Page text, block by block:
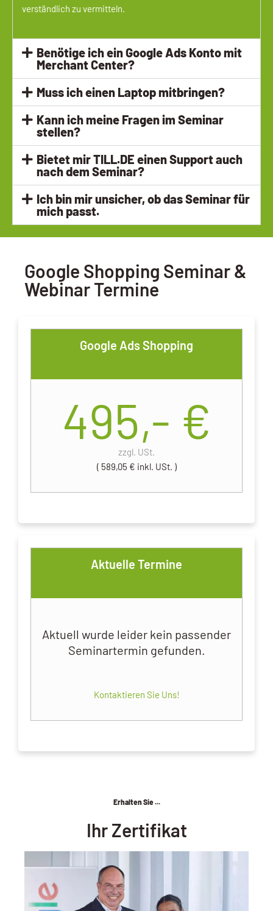
verständlich zu vermitteln.
Benötige ich ein Google Ads Konto mit
Merchant Center?
Muss ich einen Laptop mitbringen?
Kann ich meine Fragen im Seminar
stellen?
Bietet mir TILL.DE einen Support auch
nach dem Seminar?
Ich bin mir unsicher, ob das Seminar für
mich passt.
Google Shopping Seminar &
Webinar Termine
Google Ads Shopping
495,- €
zzgl. USt.
( 589,05 € inkl. USt. )
Aktuelle Termine
Aktuell wurde leider kein passender
Seminartermin gefunden.
Kontaktieren Sie Uns!
Erhalten Sie ...
Ihr Zertifikat